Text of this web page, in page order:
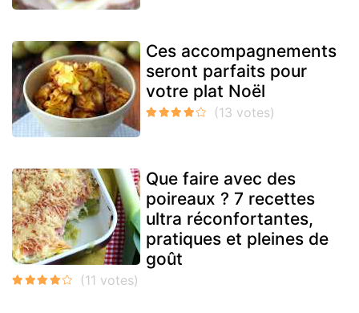
Ces accompagnements
seront parfaits pour
votre plat Noël
Que faire avec des
poireaux ? 7 recettes
ultra réconfortantes,
pratiques et pleines de
goût